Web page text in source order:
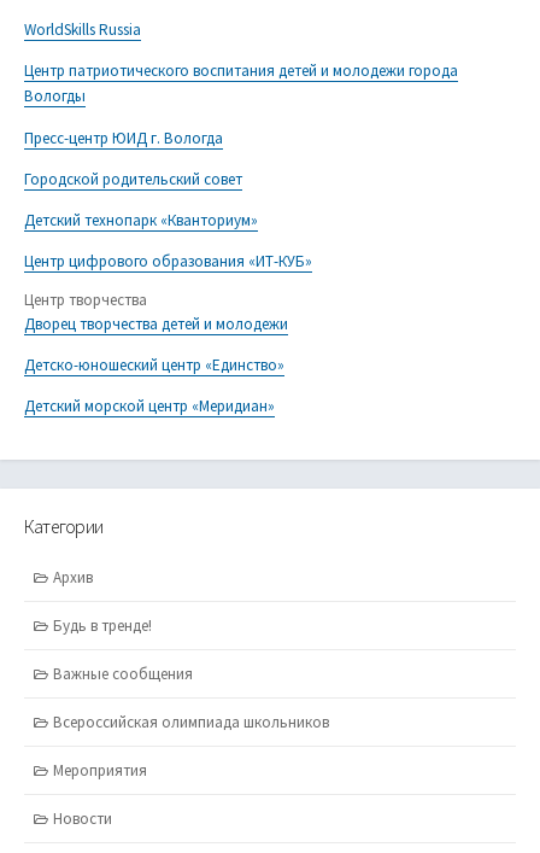
WorldSkills Russia
Центр патриотического воспитания детей и молодежи города
Вологды
Пресс-центр ЮИД г. Вологда
Городской родительский совет
Детский технопарк «Кванториум»
Центр цифрового образования «ИТ-КУБ»
Центр творчества
Дворец творчества детей и молодежи
Детско-юношеский центр «Единство»
Детский морской центр «Меридиан»
Категории
Архив
Будь в тренде!
Важные сообщения
Всероссийская олимпиада школьников
Мероприятия
Новости